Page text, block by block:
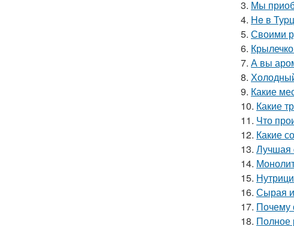
3. Мы
4. He в
5. Своими
6.
7. А вы
8.
9. Какие
10. Какие
11. Что
12. Какие
13. Лучшая
14.
15.
16. Сырая
17. Почему
18. Полное